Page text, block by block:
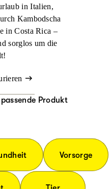
in Italien,
Kambodscha
in Costa Rica –
sorglos um die
Produkt
Vorsorge